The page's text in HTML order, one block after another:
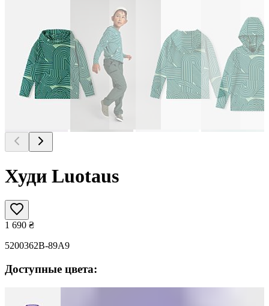
Худи Luotaus
1 690 ₴
5200362B-89A9
Доступные цвета: